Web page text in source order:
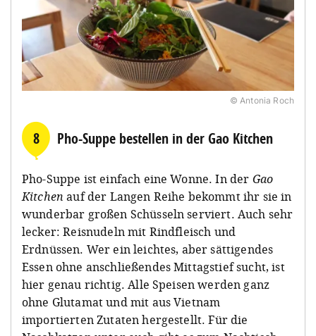
© Antonia Roch
8 Pho-Suppe bestellen in der Gao Kitchen
Pho-Suppe ist einfach eine Wonne. In der Gao
Kitchen auf der Langen Reihe bekommt ihr sie in
wunderbar großen Schüsseln serviert. Auch sehr
lecker: Reisnudeln mit Rindfleisch und
Erdnüssen. Wer ein leichtes, aber sättigendes
Essen ohne anschließendes Mittagstief sucht, ist
hier genau richtig. Alle Speisen werden ganz
ohne Glutamat und mit aus Vietnam
importierten Zutaten hergestellt. Für die